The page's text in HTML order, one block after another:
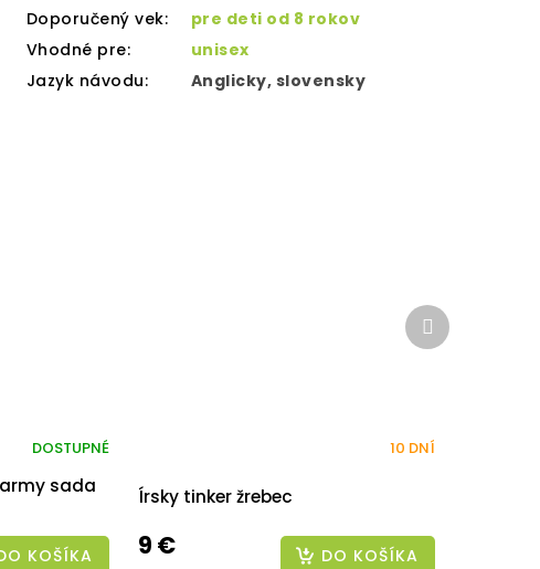
Doporučený vek:
pre deti od 8 rokov
Vhodné pre:
unisex
Jazyk návodu: Anglicky, slovensky
sada
DOSTUPNÉ
KOŠÍKA
Írsky tinker žrebec
10 DNÍ
9 € DO KOŠÍKA
Ďalší
produkt